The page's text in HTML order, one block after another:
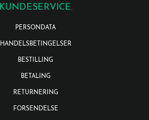
KUNDESERVICE.
PERSONDATA
HANDELSBETINGELSER
BESTILLING
BETALING
RETURNERING
FORSENDELSE